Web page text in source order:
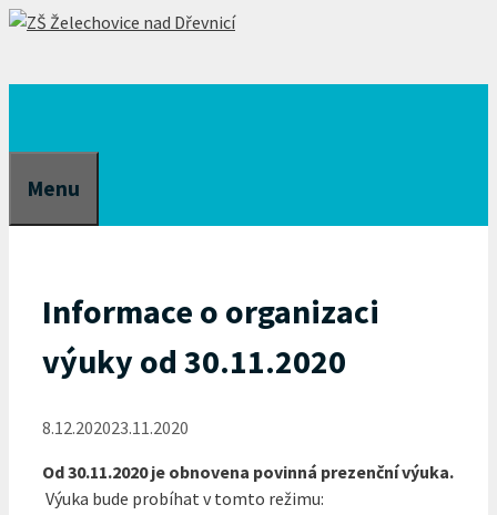
Přeskočit
Menu
Informace o organizaci
výuky od 30.11.2020
8.12.202023.11.2020
Od 30.11.2020 je obnovena povinná prezenční výuka.
Výuka bude probíhat v tomto režimu: